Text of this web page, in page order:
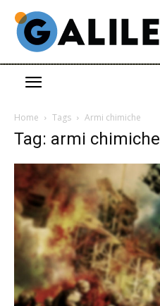
Home Tags Armi chimiche
Tag: armi chimiche